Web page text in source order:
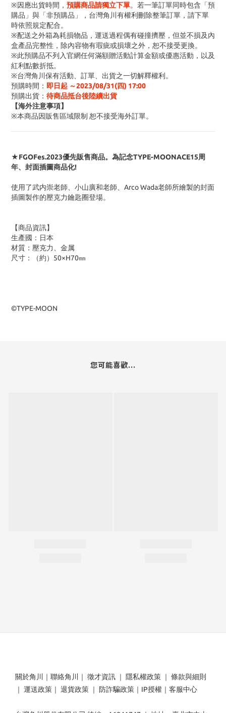
※因應出貨時間， 預購商品請獨立下單。若一筆訂單同時包含「預
購品」與「非預購品」，台灣角川有權利刪除整筆訂單，請下單
時依照規定配合。
※配送之外箱為耗損物品，運送過程偶有碰撞擠壓，但並不損及內
盒產品完整性，除內容物有瑕疵或損壞之外，恕不接受更換。
※此預購品不列入官網任何滿額贈活動計算金額或優惠活動 ，以及
紅利點數折抵。
※台灣角川保有活動、訂單、出貨之一切解釋權利。
預購時間 ： 即日起 ～2023/08/31(四) 17:00
預購出貨： 待商品抵台後陸續出貨
【海外注意事項】
※本商品因販售區域限制 恕不接受海外訂單。
★FGOFes.2023優先販售商品。為記念TYPE-MOONACE15周
年、封面插圖商品化!
使用了武内崇老師、小山廣和老師、Arco Wada老師所繪製的封面
插圖製作的壓克力鑰匙圈登場。
【商品資訊】
生產國：日本
材質 ：壓克力、金属
尺寸 ：（約）50×H70㎜
©TYPE-MOON
您可能喜歡...
關於角川 ｜ 聯絡角川 ｜ 徵才資訊 ｜ 隱私權政策 ｜ 條款與細則
｜ 運送政策 ｜ 退貨政策 ｜ 防詐騙政策 ｜ IP授權 ｜ 客服中心